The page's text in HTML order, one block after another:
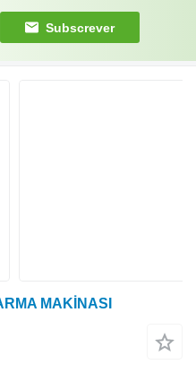
Subscrever
MAKİNASI